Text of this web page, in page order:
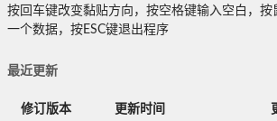
按回车键改变黏贴方向，按空格键输入空白，按
一个数据，按ESC键退出程序
最近更新
修订版本 更新时间